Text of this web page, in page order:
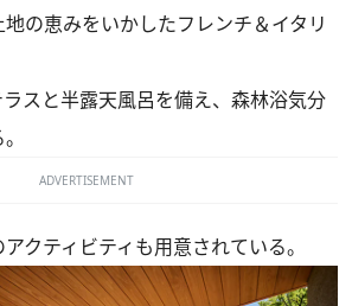
の恵みをいかしたフレンチ＆イタリ
スと半露天風呂を備え、森林浴気分
ADVERTISEMENT
クティビティも用意されている。